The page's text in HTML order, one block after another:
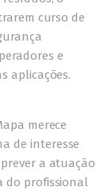
curso de
e
aplicações.
merece
de interesse
a atuação
do profissional